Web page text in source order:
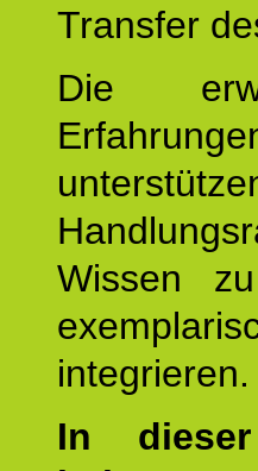
Transfer
Die
Wissen
integrieren.
In dieser